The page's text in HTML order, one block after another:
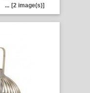
... [2 image(s)]